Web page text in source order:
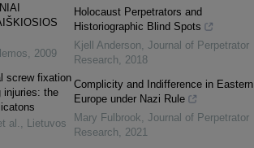
2009
screw fixation
injuries: the
al.
Lietuvos
Holocaust Perpetrators and
Historiographic Blind Spots
Kjell Anderson Journal of Perpetrator
Research
2018
Complicity and Indifference in Eastern
Europe under Nazi Rule
Mary Fulbrook Journal of Perpetrator
Research
2021